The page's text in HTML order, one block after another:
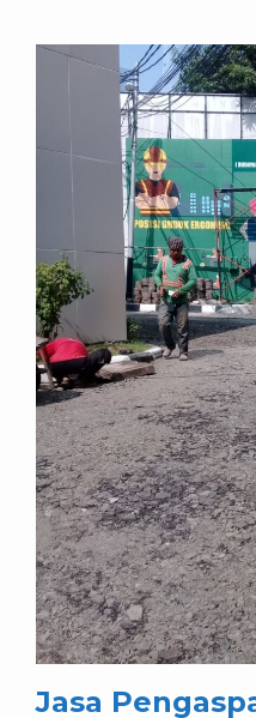
Jasa